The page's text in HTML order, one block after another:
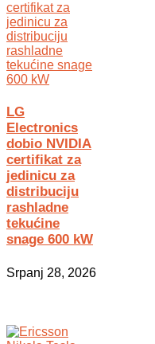
LG
Electronics
dobio NVIDIA
certifikat za
jedinicu za
distribuciju
rashladne
tekućine
snage 600 kW
Srpanj 28, 2026